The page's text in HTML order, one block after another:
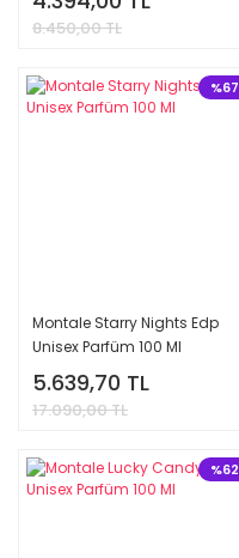
8.450,00 TL
%67
Montale Starry Nights Edp
Unisex Parfüm 100 Ml
5.639,70 TL
17.090,00 TL
%62